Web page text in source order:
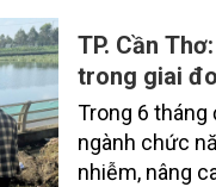
TP. Cần
trong giai
Trong 6 tháng
ngành chức
nhiễm, nâng